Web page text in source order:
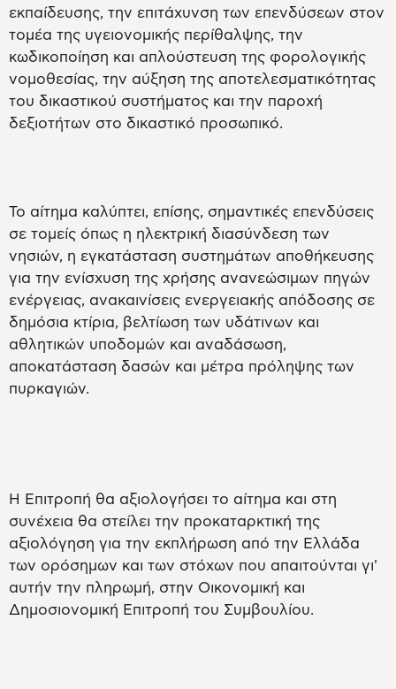
εκπαίδευσης, την επιτάχυνση των επενδύσεων στον
τομέα της υγειονομικής περίθαλψης, την
κωδικοποίηση και απλούστευση της φορολογικής
νομοθεσίας, την αύξηση της αποτελεσματικότητας
του δικαστικού συστήματος και την παροχή
δεξιοτήτων στο δικαστικό προσωπικό.
Το αίτημα καλύπτει, επίσης, σημαντικές επενδύσεις
σε τομείς όπως η ηλεκτρική διασύνδεση των
νησιών, η εγκατάσταση συστημάτων αποθήκευσης
για την ενίσχυση της χρήσης ανανεώσιμων πηγών
ενέργειας, ανακαινίσεις ενεργειακής απόδοσης σε
δημόσια κτίρια, βελτίωση των υδάτινων και
αθλητικών υποδομών και αναδάσωση,
αποκατάσταση δασών και μέτρα πρόληψης των
πυρκαγιών.
Η Επιτροπή θα αξιολογήσει το αίτημα και στη
συνέχεια θα στείλει την προκαταρκτική της
αξιολόγηση για την εκπλήρωση από την Ελλάδα
των ορόσημων και των στόχων που απαιτούνται γι'
αυτήν την πληρωμή, στην Οικονομική και
Δημοσιονομική Επιτροπή του Συμβουλίου.